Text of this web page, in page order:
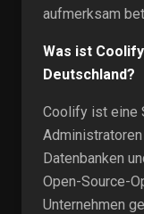
aufmerksam
Was ist
Deutschland?
Coolify ist eine
Datenbanken
Open-Source-
Unternehmen